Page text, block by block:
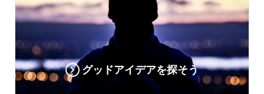
グッドアイデアを探そう